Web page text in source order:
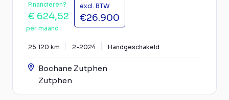
Financieren?
€ 624,52
per maand
excl. BTW
€26.900
25.120 km 2-2024 Handgeschakeld
Bochane Zutphen
Zutphen